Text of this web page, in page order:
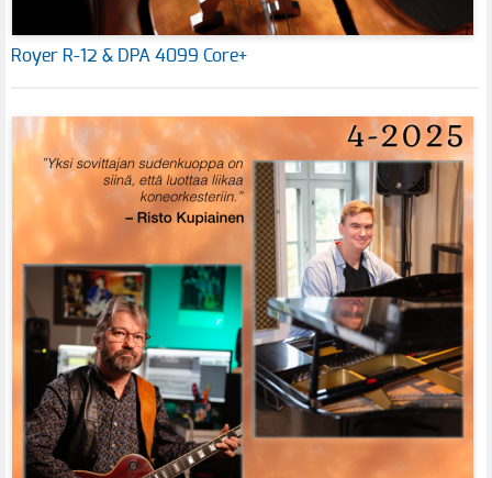
Royer R-12 & DPA 4099 Core+